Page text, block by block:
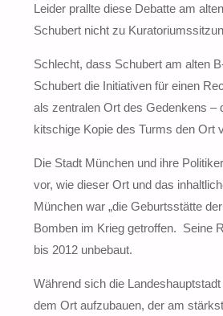
Leider prallte diese Debatte am
Schubert nicht zu
Schlecht, dass Schubert am alten
Schubert die Initiativen für einen
als zentralen Ort des Gedenkens –
kitschige Kopie des Turms den Ort
Die Stadt München und ihre
vor, wie dieser Ort und das
München war „die Geburtsstätte
Bomben im Krieg getroffen. Seine
bis 2012 unbebaut.
Während sich die
dem Ort aufzubauen, der am